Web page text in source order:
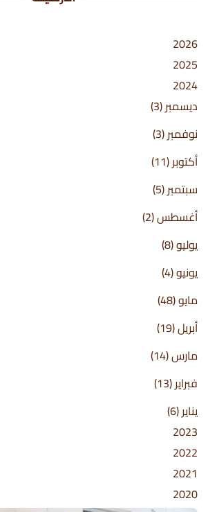
2026
2025
2024
ديسمبر(3)
نوفمبر(3)
أكتوبر(11)
سبتمبر(5)
أغسطس(2)
يوليو(8)
يونيو(4)
مايو(48)
أبريل(19)
مارس(14)
فبراير(13)
يناير(6)
2023
2022
2021
2020